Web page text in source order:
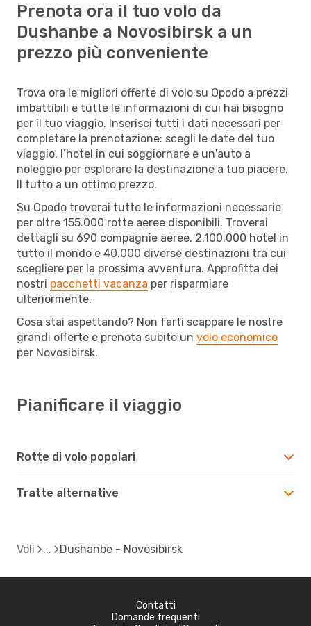
Prenota ora il tuo volo da
Dushanbe a Novosibirsk a un
prezzo più conveniente
Trova ora le migliori offerte di volo su Opodo a prezzi
imbattibili e tutte le informazioni di cui hai bisogno
per il tuo viaggio. Inserisci tutti i dati necessari per
completare la prenotazione: scegli le date del tuo
viaggio, l’hotel in cui soggiornare e un'auto a
noleggio per esplorare la destinazione a tuo piacere.
Il tutto a un ottimo prezzo.
Su Opodo troverai tutte le informazioni necessarie
per oltre 155.000 rotte aeree disponibili. Troverai
dettagli su 690 compagnie aeree, 2.100.000 hotel in
tutto il mondo e 40.000 diverse destinazioni tra cui
scegliere per la prossima avventura. Approfitta dei
nostri pacchetti vacanza per risparmiare
ulteriormente.
Cosa stai aspettando? Non farti scappare le nostre
grandi offerte e prenota subito un volo economico
per Novosibirsk.
Pianificare il viaggio
Rotte di volo popolari
Tratte alternative
Voli Dushanbe - Novosibirsk
Contatti
Domande frequenti